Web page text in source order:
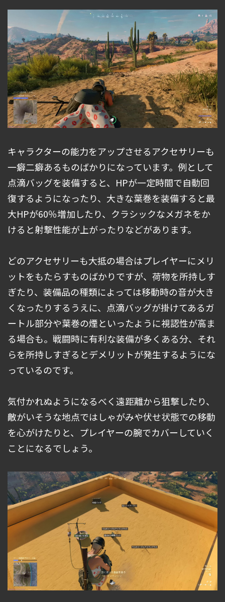
キャラクターの能力をアップさせるアクセサリーも
一癖二癖あるものばかりになっています。例として
点滴バッグを装備すると、HPが一定時間で自動回
復するようになったり、大きな葉巻を装備すると最
大HPが60％増加したり、クラシックなメガネをか
けると射撃性能が上がったりなどがあります。
どのアクセサリーも大抵の場合はプレイヤーにメリ
ットをもたらすものばかりですが、荷物を所持しす
ぎたり、装備品の種類によっては移動時の音が大き
くなったりするうえに、点滴バッグが掛けてあるガ
ートル部分や葉巻の煙といったように視認性が高ま
る場合も。戦闘時に有利な装備が多くある分、それ
らを所持しすぎるとデメリットが発生するようにな
っているのです。
気付かれぬようになるべく遠距離から狙撃したり、
敵がいそうな地点ではしゃがみや伏せ状態での移動
を心がけたりと、プレイヤーの腕でカバーしていく
ことになるでしょう。